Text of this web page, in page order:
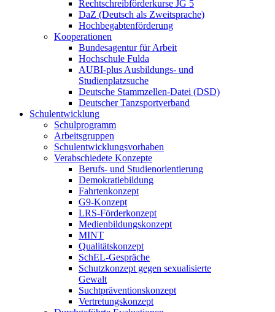
Rechtschreibförderkurse JG 5
DaZ (Deutsch als Zweitsprache)
Hochbegabtenförderung
Kooperationen
Bundesagentur für Arbeit
Hochschule Fulda
AUBI-plus Ausbildungs- und
Studienplatzsuche
Deutsche Stammzellen-Datei (DSD)
Deutscher Tanzsportverband
Schulentwicklung
Schulprogramm
Arbeitsgruppen
Schulentwicklungsvorhaben
Verabschiedete Konzepte
Berufs- und Studienorientierung
Demokratiebildung
Fahrtenkonzept
G9-Konzept
LRS-Förderkonzept
Medienbildungskonzept
MINT
Qualitätskonzept
SchEL-Gespräche
Schutzkonzept gegen sexualisierte
Gewalt
Suchtpräventionskonzept
Vertretungskonzept